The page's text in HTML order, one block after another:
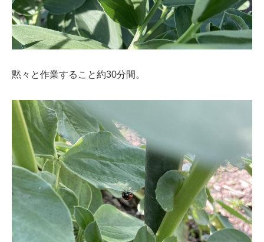
黙々と作業すること約30分間。